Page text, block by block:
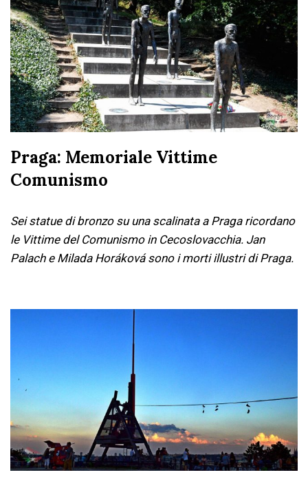
Praga: Memoriale Vittime
Comunismo
Sei statue di bronzo su una scalinata a Praga ricordano
le Vittime del Comunismo in Cecoslovacchia. Jan
Palach e Milada Horáková sono i morti illustri di Praga.